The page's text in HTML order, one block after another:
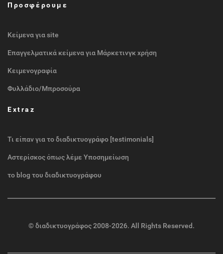
Προσφέρουμε
Κείμενα για site
Επαγγελματικά κείμενα για Μάρκετινγκ χρήση
Κειμενογραφία
Φυλλάδιο/Μπροσούρα
Extraz
Τι είπαν για το διαδικτυογράφο [testimonials]
Αστερίσκος όπως λέμε Υποσημείωση
το blog του διαδικτυογράφου
©διαδικτυογράφος2008-2026. All Rights Reserved.